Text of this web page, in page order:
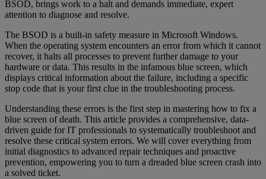
BSOD, brings work to a halt and demands immediate, expert
attention to diagnose and resolve.
The BSOD is a built-in safety measure in Microsoft Windows.
When the operating system encounters an error from which it cannot
recover, it halts all processes to prevent further damage to your
hardware or data. This results in the infamous blue screen, which
displays critical information about the failure, including a specific
stop code that is your first clue in the troubleshooting process.
Understanding these errors is the first step in mastering how to fix a
blue screen of death. This article provides a comprehensive, data-
driven guide for IT professionals to systematically troubleshoot and
resolve these critical system errors. We will cover everything from
initial diagnostics to advanced repair techniques and proactive
prevention, empowering you to turn a dreaded blue screen crash into
a solved ticket.